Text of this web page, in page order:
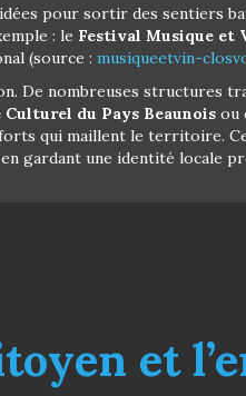
pour sortir des sentiers
: le Festival Musique et
(source : musiqueetvin-
De nombreuses structures
Culturel du Pays Beaunois ou
qui maillent le territoire.
gardant une identité locale
et